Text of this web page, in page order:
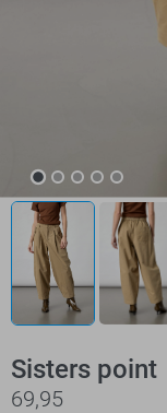
Sisters point
69,95